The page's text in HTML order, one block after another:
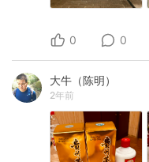
0 0
大牛（陈明）
2年前